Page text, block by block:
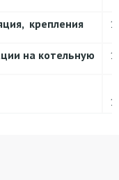
крепления 1
на котельную 1
1